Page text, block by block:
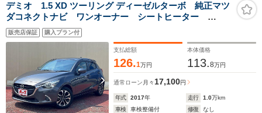
デミオ 1.5 XD ツーリング ディーゼルターボ 純正マツ
ダコネクトナビ ワンオーナー シートヒーター
ETC パドルシフト ヘッドアップディスプレイ バッ
クモニター スマートシティブレーキサポート サイド
ブラインドモニター クルーズコントロール
販売店保証 購入プラン付
支払総額
126.1万円
本体価格
113.8万円
通常ローン 月々17,100円
年式 2017年 走行 1.0万km
車検
車検整備付 修復 なし